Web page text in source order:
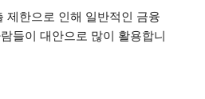
제한으로 인해 일반적인 금융
들이 대안으로 많이 활용합니